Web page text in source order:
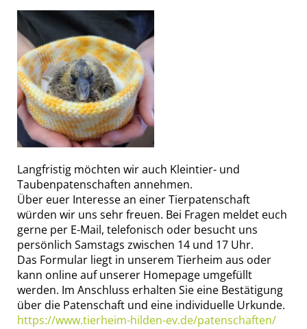
Langfristig möchten wir auch Kleintier- und
Taubenpatenschaften annehmen.
Über euer Interesse an einer Tierpatenschaft
würden wir uns sehr freuen. Bei Fragen meldet euch
gerne per E-Mail, telefonisch oder besucht uns
persönlich Samstags zwischen 14 und 17 Uhr.
Das Formular liegt in unserem Tierheim aus oder
kann online auf unserer Homepage umgefüllt
werden. Im Anschluss erhalten Sie eine Bestätigung
über die Patenschaft und eine individuelle Urkunde.
https://www.tierheim-hilden-ev.de/patenschaften/